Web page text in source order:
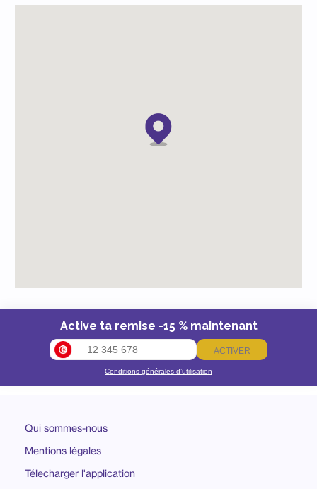
Active ta remise -15 % maintenant
ACTIVER
Conditions générales d’utilisation
Qui sommes-nous
Mentions légales
Télecharger l'application